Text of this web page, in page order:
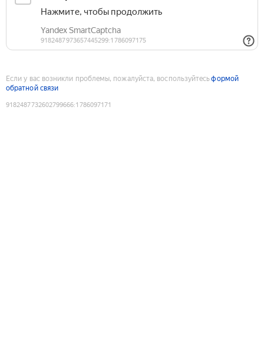
Если у вас возникли проблемы, пожалуйста, воспользуйтесьформой
обратной связи
9182487732602799666:1786097171